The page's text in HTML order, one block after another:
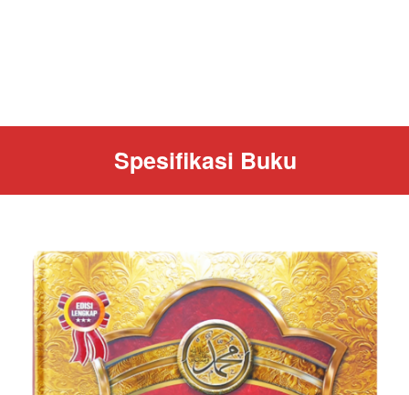
Spesifikasi Buku